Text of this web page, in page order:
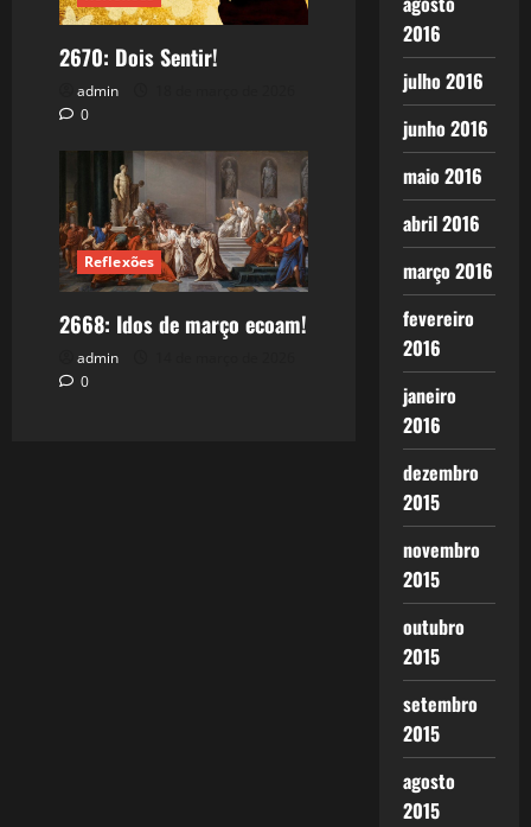
2670: Dois Sentir!
admin
0
Reflexões
2668: Idos de março ecoam!
admin
0
2016
julho 2016
junho 2016
maio 2016
abril 2016
março 2016
fevereiro
2016
janeiro
2016
dezembro
2015
novembro
2015
outubro
2015
setembro
2015
agosto
2015